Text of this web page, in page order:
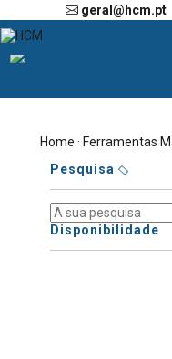
geral@hcm.pt
Home ·Ferramentas
Pesquisa
Disponibilidade